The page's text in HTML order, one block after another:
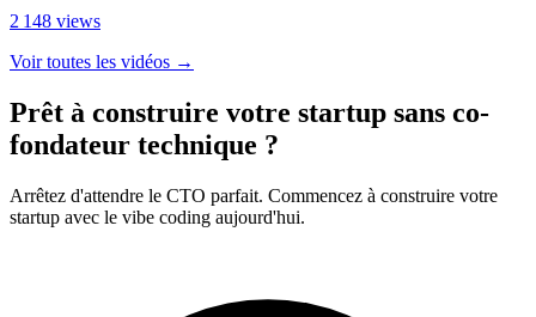
2 148 views
Voir toutes les vidéos →
Prêt à construire votre startup sans co-
fondateur technique ?
Arrêtez d'attendre le CTO parfait. Commencez à construire votre
startup avec le vibe coding aujourd'hui.